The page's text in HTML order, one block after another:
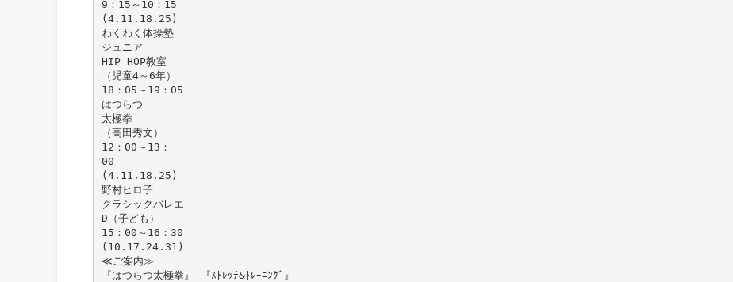
9：15～10：15
(4.11.18.25)
わくわく体操塾
ジュニア
HIP HOP教室
（児童4～6年）
18：05～19：05
はつらつ
太極拳
（高田秀文）
12：00～13：
00
(4.11.18.25)
野村ヒロ子
クラシックバレエ
D（子ども）
15：00～16：30
(10.17.24.31)
≪ご案内≫
『はつらつ太極拳』 『ｽﾄﾚｯﾁ&ﾄﾚｰﾆﾝｸﾞ』